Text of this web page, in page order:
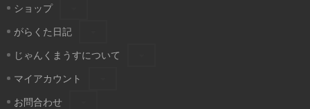
ショップ
がらくた日記
じゃんくまうすについて
マイアカウント
お問合わせ